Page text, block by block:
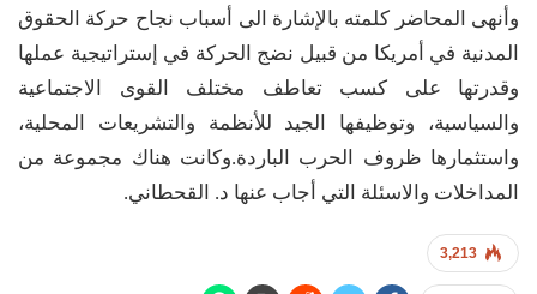
وأنهى المحاضر كلمته بالإشارة الى أسباب نجاح حركة الحقوق
المدنية في أمريكا من قبيل نضج الحركة في إستراتيجية عملها
وقدرتها على كسب تعاطف مختلف القوى الاجتماعية
والسياسية، وتوظيفها الجيد للأنظمة والتشريعات المحلية،
واستثمارها ظروف الحرب الباردة.وكانت هناك مجموعة من
المداخلات والاسئلة التي أجاب عنها د. القحطاني.
3,213